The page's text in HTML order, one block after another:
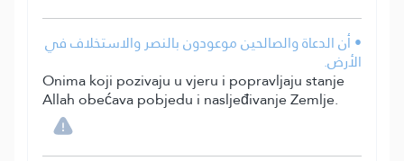
• أن الدعاة والصالحين موعودون بالنصر والاستخلاف في
الأرض.
Onima koji pozivaju u vjeru i popravljaju stanje
Allah obećava pobjedu i nasljeđivanje Zemlje.